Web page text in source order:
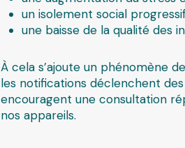
un isolement social
une baisse de la qualité des
À cela s’ajoute un phénomène
les notifications déclenchent
encouragent une consultation
nos appareils.